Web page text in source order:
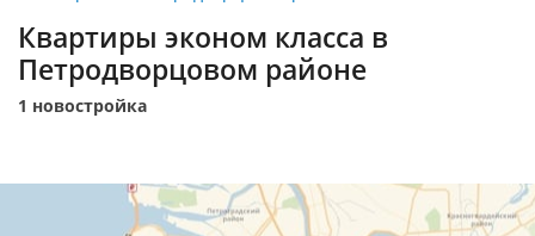
Квартиры эконом класса в
Петродворцовом районе
1 новостройка